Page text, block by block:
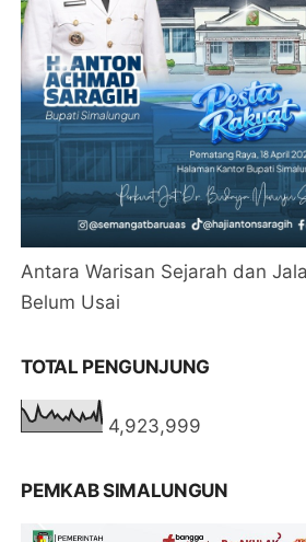
Antara Warisan Sejarah dan
Belum Usai
TOTAL PENGUNJUNG
4,923,999
PEMKAB SIMALUNGUN